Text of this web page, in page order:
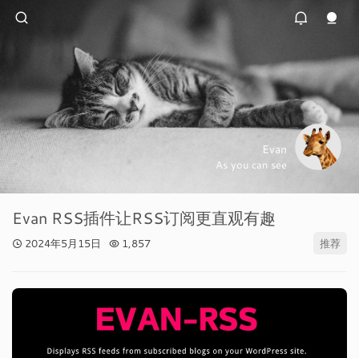
Evan
As you can see
Evan RSS插件让RSS订阅更直观有趣
2024年5月15日 1,857 推荐